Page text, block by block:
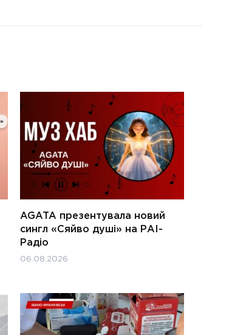
AGATA презентувала новий
сингл «Сяйво душі» на РАІ-
Радіо
06.08.2026